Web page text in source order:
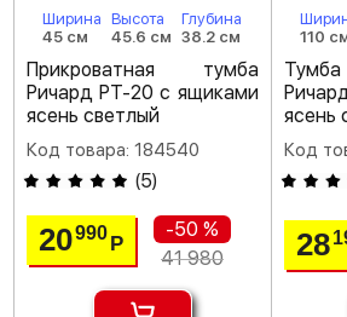
Ширина
45 см
Высота
45.6 см
Глубина
38.2 см
Прикроватная тумба
Ричард РТ-20 с ящиками
ясень светлый
Код товара: 184540
(5)
20990Р
-50 %
41 980
110
ясень
Код
28